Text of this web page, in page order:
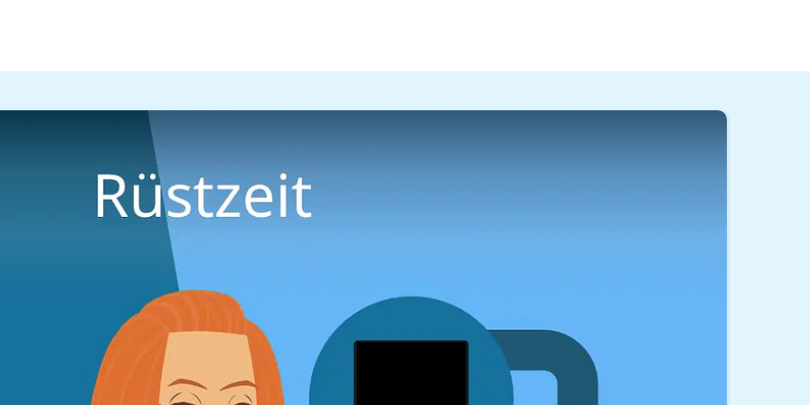
der Arbeitskleidung zur Arbeitszeit? Alles rund um die sogenannte